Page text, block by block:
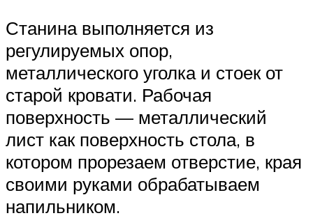
Станина выполняется из
регулируемых опор,
металлического уголка и стоек от
старой кровати. Рабочая
поверхность — металлический
лист как поверхность стола, в
котором прорезаем отверстие, края
своими руками обрабатываем
напильником.